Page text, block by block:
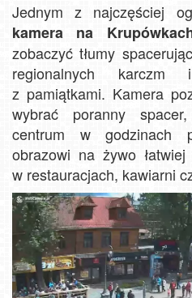
Jednym z najczęściej
kamera na
zobaczyć tłumy
regionalnych
z pamiątkami. Kamera
wybrać poranny
centrum w godzinach
obrazowi na żywo
w restauracjach, kawiarni